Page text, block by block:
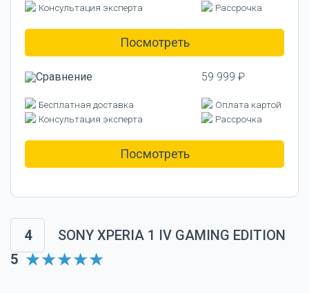
Консультация эксперта
Рассрочка
Посмотреть
59 999 ₽
Бесплатная доставка
Оплата картой
Консультация эксперта
Рассрочка
Посмотреть
4
SONY XPERIA 1 IV GAMING EDITION
5